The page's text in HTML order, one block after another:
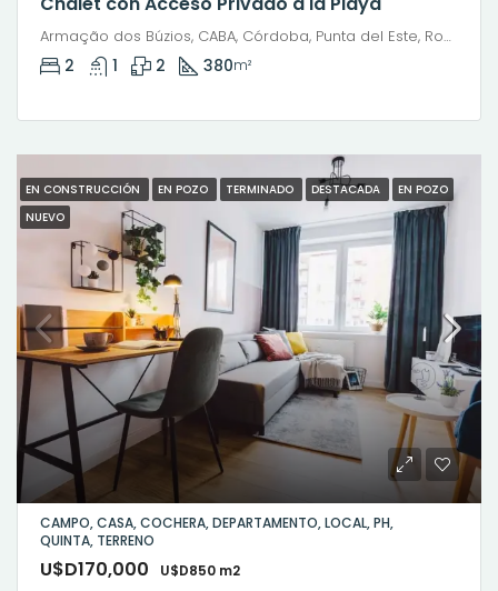
Armação dos Búzios, CABA, Córdoba, Punta del Este, Rosario, Santiago de Chile, Valparaíso, Villa Dolores, Viña del Mar
2 1 2 380m²
EN CONSTRUCCIÓN EN POZO TERMINADO DESTACADA
EN POZO
NUEVO
CAMPO, CASA, COCHERA, DEPARTAMENTO, LOCAL, PH,
QUINTA, TERRENO
U$D170,000 U$D850 m2